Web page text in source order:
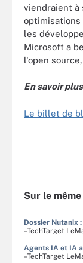
viendraient à
optimisations
les
Microsoft a
l'open
En savoir
Le billet de
Sur le
Dossier Nutanix
–TechTarget
Agents IA et IA
–TechTarget